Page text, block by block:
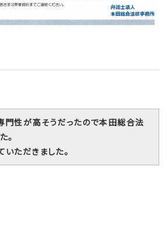
門性が高そうだったので本田総合法
。
ただきました。